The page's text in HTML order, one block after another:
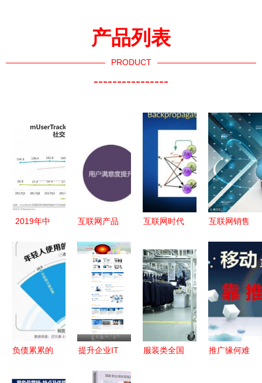
产品列表
PRODUCT
----------------
2019年中
交企业营销
策略白皮书
信息技术咨
询服务
互联网产品
与信息技术
咨询策略
互联网时代
趋势 解析
天狼网
gd188.cn
的百大行业
互联网销售
零售营销产
品的核心特
点解析
负债累累的
提升企业IT
服装类全国
推广缘何难